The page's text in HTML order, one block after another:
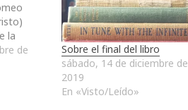
la
de
de
Sobre el final del libro
sábado, 14 de diciembre de
2019
En «Visto/Leído»